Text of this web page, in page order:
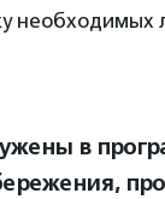
необходимых
в